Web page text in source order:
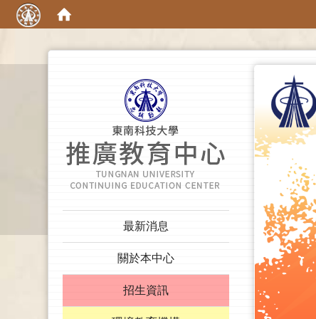
最新消息
關於本中心
招生資訊